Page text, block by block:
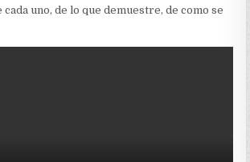
cada uno, de lo que demuestre, de como se